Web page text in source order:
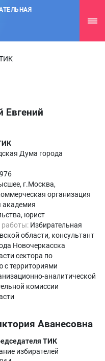
Евгений
Дума города
г.Москва,
организация
академия
юрист
работы: Избирательная
области, консультант
Новочеркасска
сектора по
с территориями
аналитической
комиссии
Аванесовна
ТИК
избирателей